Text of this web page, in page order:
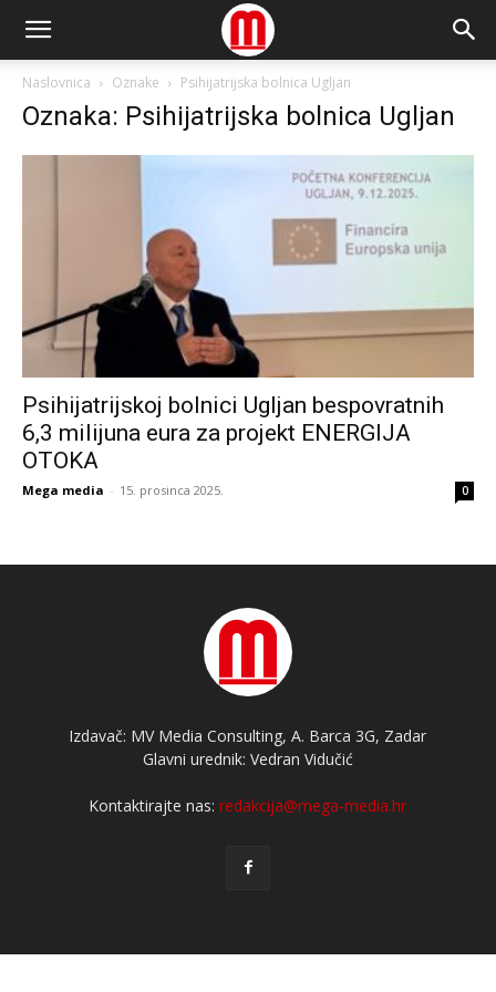
Naslovnica Oznake Psihijatrijska bolnica Ugljan
Oznaka: Psihijatrijska bolnica Ugljan
Psihijatrijskoj bolnici Ugljan bespovratnih
6,3 milijuna eura za projekt ENERGIJA
OTOKA
Mega media - 15. prosinca 2025. 0
Izdavač: MV Media Consulting, A. Barca 3G, Zadar
Glavni urednik: Vedran Vidučić
Kontaktirajte nas:redakcija@mega-media.hr